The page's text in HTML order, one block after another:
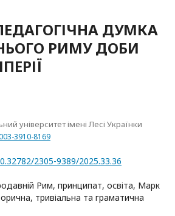
ДУМКА
РИМУ ДОБИ
університет імені Лесі Українки
3910-8169
2305-9389/2025.33.36
Рим, принципат, освіта, Марк
тривіальна та граматична